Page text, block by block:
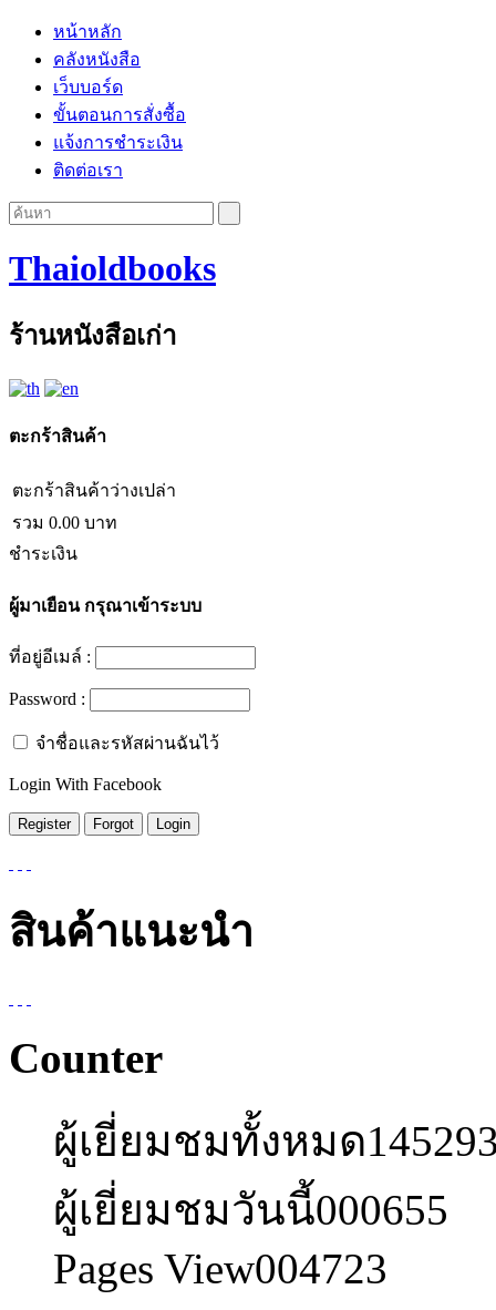
หน้าหลัก
คลังหนังสือ
เว็บบอร์ด
ขั้นตอนการสั่งซื้อ
แจ้งการชำระเงิน
ติดต่อเรา
Thaioldbooks
ร้านหนังสือเก่า
ตะกร้าสินค้า
ตะกร้าสินค้าว่างเปล่า
รวม 0.00 บาท
ชำระเงิน
ผู้มาเยือนกรุณาเข้าระบบ
ที่อยู่อีเมล์ :
Password :
จำชื่อและรหัสผ่านฉันไว้
Login With Facebook
สินค้าแนะนำ
Counter
ผู้เยี่ยมชมทั้งหมด
ผู้เยี่ยมชมวันนี้000655
Pages View004723